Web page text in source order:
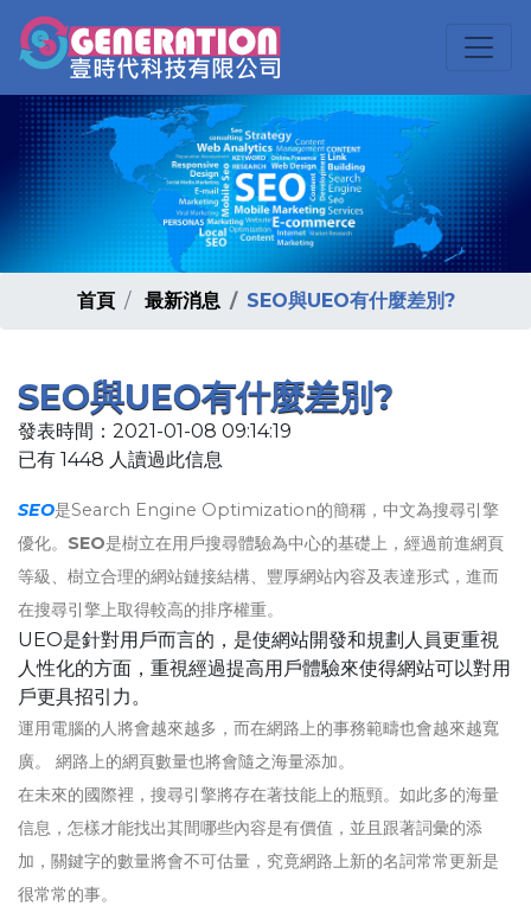
首頁 最新消息 SEO與UEO有什麼差別?
SEO與UEO有什麼差別?
發表時間：2021-01-08 09:14:19
已有 1448 人讀過此信息
SEO是Search Engine Optimization的簡稱，中文為搜尋引擎
優化。 SEO是樹立在用戶搜尋體驗為中心的基礎上，經過前進網頁
等級、樹立合理的網站鏈接結構、豐厚網站內容及表達形式，進而
在搜尋引擎上取得較高的排序權重。
UEO是針對用戶而言的，是使網站開發和規劃人員更重視
人性化的方面，重視經過提高用戶體驗來使得網站可以對用
戶更具招引力。
運用電腦的人將會越來越多，而在網路上的事務範疇也會越來越寬
廣。 網路上的網頁數量也將會隨之海量添加。
在未來的國際裡，搜尋引擎將存在著技能上的瓶頸。如此多的海量
信息，怎樣才能找出其間哪些內容是有價值，並且跟著詞彙的添
加，關鍵字的數量將會不可估量，究竟網路上新的名詞常常更新是
很常常的事。